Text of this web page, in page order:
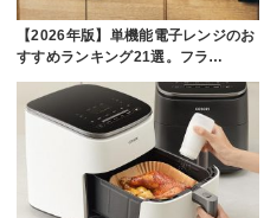
【2026年版】単機能電子レンジのお
すすめランキング21選。フラ…